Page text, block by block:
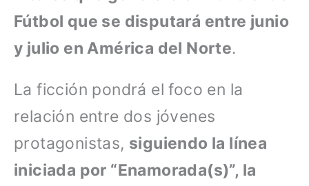
Fútbol que se disputará entre junio
y julio en América del Norte.
La ficción pondrá el foco en la
relación entre dos jóvenes
protagonistas, siguiendo la línea
iniciada por “Enamorada(s)”, la